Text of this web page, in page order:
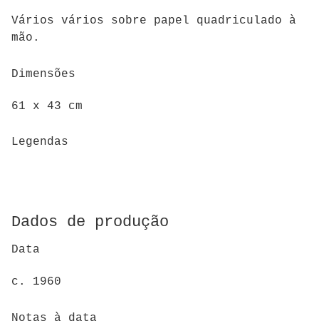
Vários vários sobre papel quadriculado à
mão.
Dimensões
61 x 43 cm
Legendas
Dados de produção
Data
c. 1960
Notas à data